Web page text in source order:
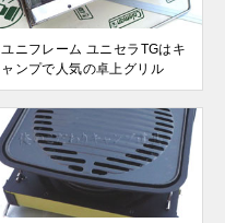
ユニフレーム ユニセラTGはキ
ャンプで人気の卓上グリル